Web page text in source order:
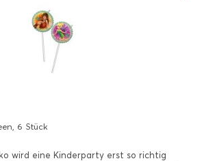
6 Stück
wird eine Kinderparty erst so richtig